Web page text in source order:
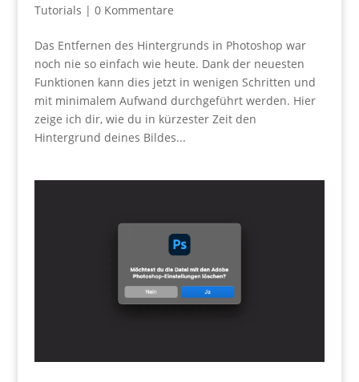
Tutorials | 0 Kommentare
Das Entfernen des Hintergrunds in Photoshop war
noch nie so einfach wie heute. Dank der neuesten
Funktionen kann dies jetzt in wenigen Schritten und
mit minimalem Aufwand durchgeführt werden. Hier
zeige ich dir, wie du in kürzester Zeit den
Hintergrund deines Bildes...